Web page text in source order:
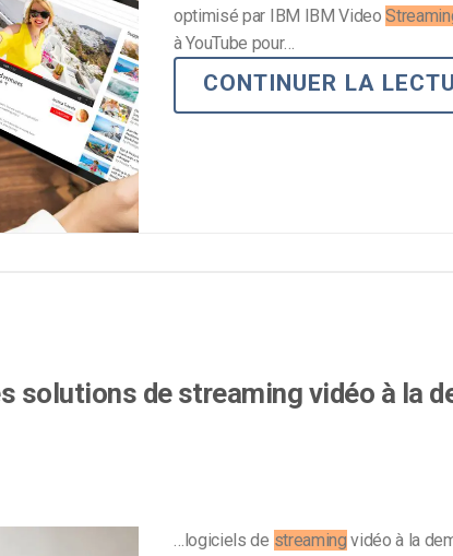
optimisé par IBM IBM Video
à YouTube pour…
CONTINUER LA
solutions de streaming vidéo à la
…logiciels de streaming vidéo à la